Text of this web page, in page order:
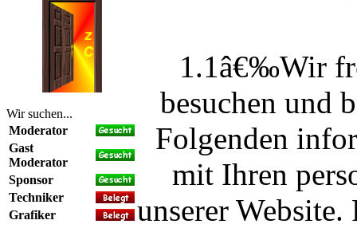
Wir suchen...
Moderator
Gast
Moderator
Sponsor
Techniker
Grafiker
1.1â€‰Wir
besuchen und
Folgenden
mit Ihren
unserer Website.